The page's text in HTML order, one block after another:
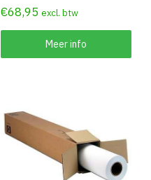
€68,95 excl. btw
Meer info